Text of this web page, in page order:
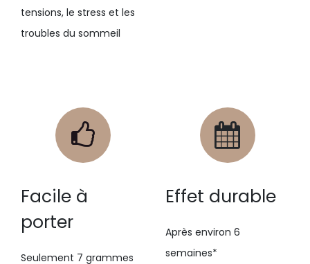
tensions, le stress et les
troubles du sommeil
Facile à
porter
Seulement 7 grammes
Effet durable
Après environ 6
semaines* ​